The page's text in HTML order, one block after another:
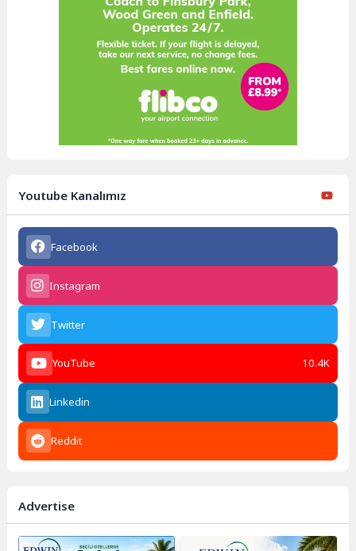
Youtube Kanalımız
Facebook
Instagram
Twitter
YouTube 10.4K
Linkedin
Reddit
Advertise